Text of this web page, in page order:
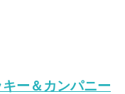
ー＆カンパニー